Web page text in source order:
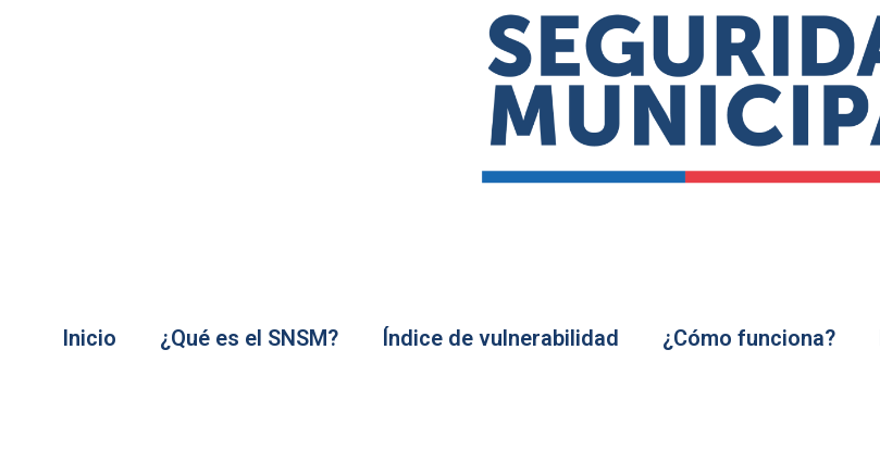
Inicio ¿Qué es el SNSM? Índice de vulnerabilidad ¿Cómo funciona?